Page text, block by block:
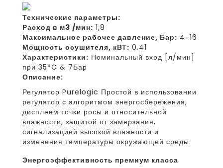
Технические параметры:
Расход в м3 /мин: 1,8
Максимальное рабочее давление, Бар: 4-16
Мощность осушителя, кВТ: 0.41
Характеристики: Номинальный вход [л/мин]
при 35°C & 7Бар
Описание:
Регулятор Purelogic Простой в использовании
регулятор с алгоритмом энергосбережения,
дисплеем точки росы и относительной
влажности, защитой от замерзания,
сигнализацией высокой влажности и
изменения температуры окружающей среды.
энергоэффективность премиум класса